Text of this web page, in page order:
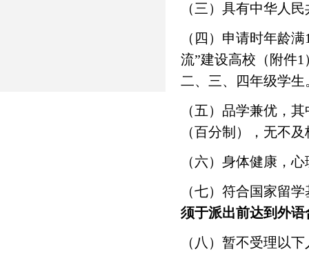
（三）具有中华人
（四）申请时年龄
流”建设高校（附件
二、三、四年级学生
（五）品学兼优，
（百分制），无不
（六）身体健康，
（七）符合国家留
须于派出前达到外
（八）暂不受理以